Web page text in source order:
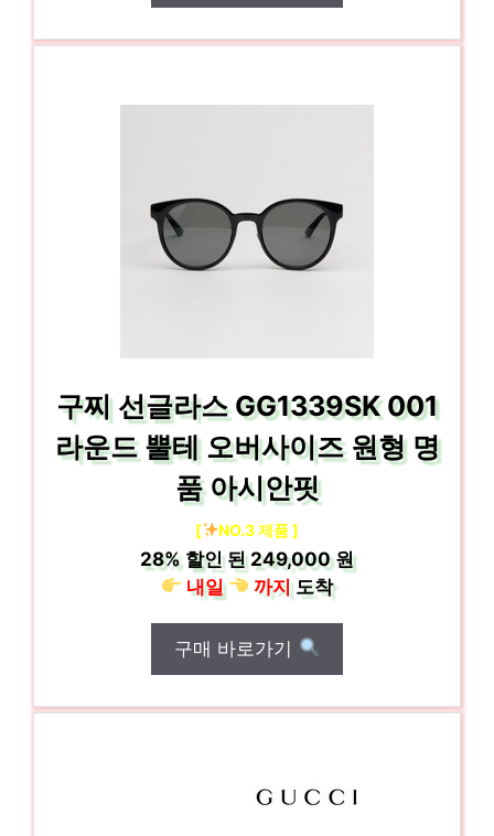
구찌 선글라스 GG1339SK 001
라운드 뿔테 오버사이즈 원형 명
품 아시안핏
[ NO.3 제품 ]
28% 할인 된249,000 원
내일
까지도착
구매 바로가기